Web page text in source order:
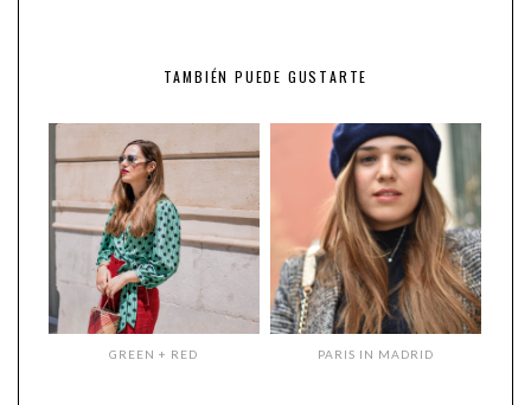
TAMBIÉN PUEDE GUSTARTE
GREEN + RED PARIS IN MADRID